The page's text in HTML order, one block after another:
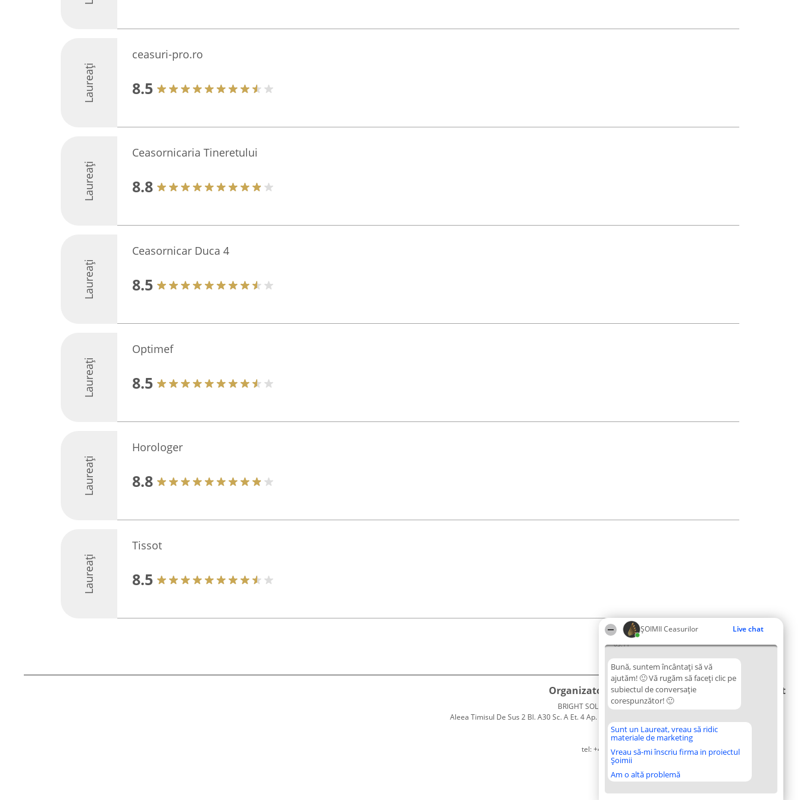
ȘOIMII Ceasurilor Live chat
03:11
Bună, suntem încântați să vă
ajutăm! 🙂 Vă rugăm să faceți clic pe
subiectul de conversație
corespunzător! 🙂
Sunt un Laureat, vreau să ridic
materiale de marketing
Vreau să-mi înscriu firma in proiectul
Șoimii
Am o altă problemă
Laureați
ceasuri-pro.ro
8.5
Laureați
Ceasornicaria Tineretului
8.8
Laureați
Ceasornicar Duca 4
8.5
Laureați
Optimef
8.5
Laureați
Horologer
8.8
Laureați
Tissot
8.5
Organizator Ranking
BRIGHT SOLUTIONS BR SRL
Aleea Timisul De Sus 2 Bl. A30 Sc. A Et. 4 Ap. 13 Cod 061952
București
CUI 36737675
tel: +40 770 990 492
Plebiscyt
Tuturor
Laureaților
Reguli
confidențialitate
Contact